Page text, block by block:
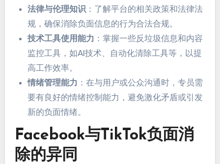
法律与伦理知识：了解平台的相关政策和法律法
规，确保消除负面信息的行为合法合规。
技术工具使用能力 ：掌握一些反垃圾信息和内容
监控工具，如AI技术、自动化清除工具等，以提
高工作效率。
情绪管理能力 ：在与用户或公众沟通时，专员需
要有良好的情绪控制能力，避免激化矛盾或引发
新的负面情绪。
Facebook与TikTok负面消
除的异同